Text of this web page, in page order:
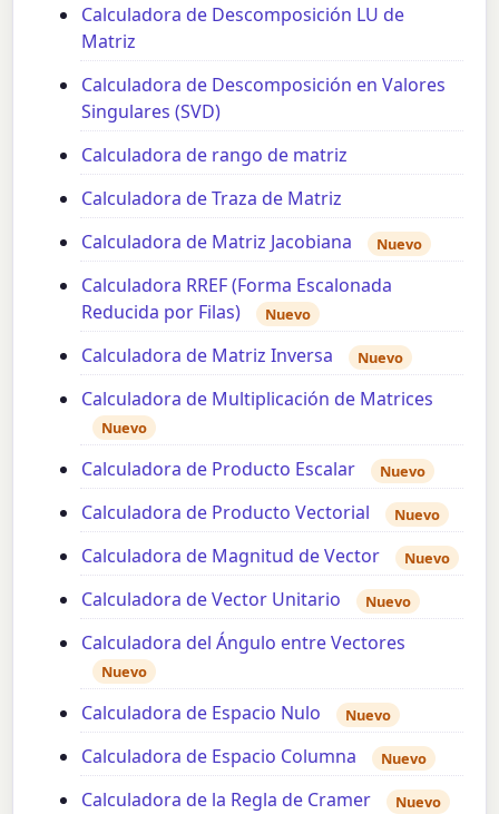
Calculadora de Descomposición LU de
Matriz
Calculadora de Descomposición en Valores
Singulares (SVD)
Calculadora de rango de matriz
Calculadora de Traza de Matriz
Calculadora de Matriz Jacobiana
Nuevo
Calculadora RREF (Forma Escalonada
Reducida por Filas)
Nuevo
Calculadora de Matriz Inversa Nuevo
Calculadora de Multiplicación de Matrices
Nuevo
Calculadora de Producto Escalar Nuevo
Calculadora de Producto Vectorial Nuevo
Calculadora de Magnitud de Vector Nuevo
Calculadora de Vector Unitario Nuevo
Calculadora del Ángulo entre Vectores
Nuevo
Calculadora de Espacio Nulo Nuevo
Calculadora de Espacio Columna Nuevo
Calculadora de la Regla de Cramer Nuevo